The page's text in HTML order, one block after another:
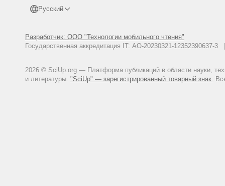
Русский
Разработчик: ООО "Технологии мобильного чтения"
Государственная аккредитация IT: АО-20230321-
2026 © SciUp.org — Платформа публикаций в области науки,
и литературы. "SciUp" — зарегистрированный товарный знак.